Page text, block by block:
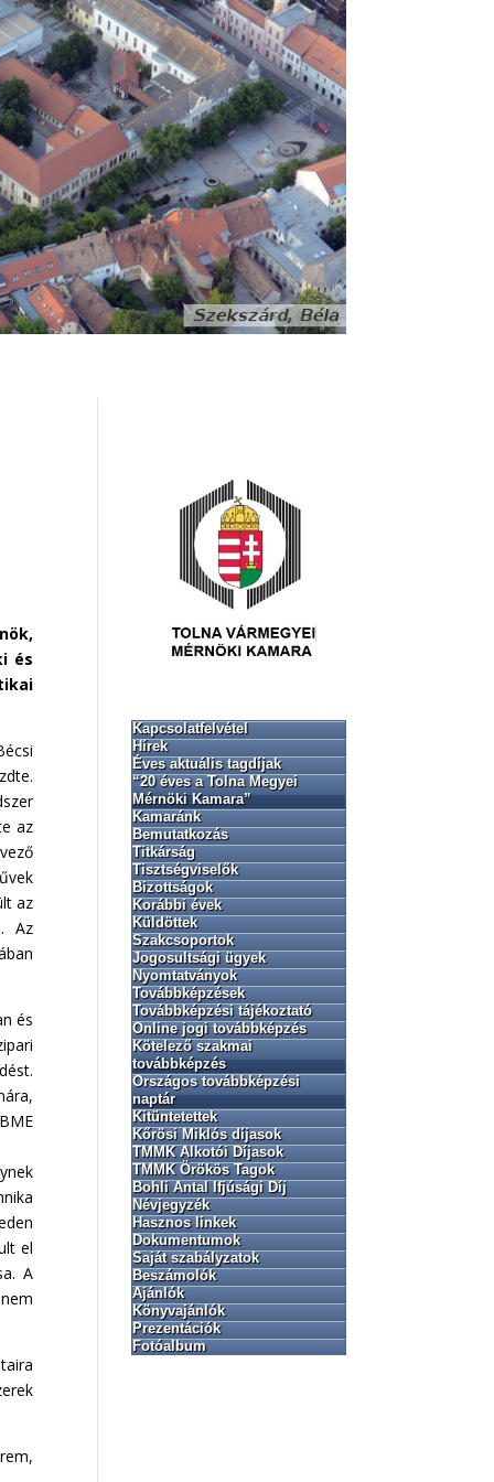
és
az
az
Az
és
el
A
Kapcsolatfelvétel
Hírek
Éves aktuális tagdíjak
“20 éves a Tolna Megyei
Mérnöki Kamara”
Kamaránk
Bemutatkozás
Titkárság
Tisztségviselők
Bizottságok
Korábbi évek
Küldöttek
Szakcsoportok
Jogosultsági ügyek
Nyomtatványok
Továbbképzések
Továbbképzési tájékoztató
Online jogi továbbképzés
Kötelező szakmai
továbbképzés
Országos továbbképzési
naptár
Kitüntetettek
Kőrösi Miklós díjasok
TMMK Alkotói Díjasok
TMMK Örökös Tagok
Bohli Antal Ifjúsági Díj
Névjegyzék
Hasznos linkek
Dokumentumok
Saját szabályzatok
Beszámolók
Ajánlók
Könyvajánlók
Prezentációk
Fotóalbum